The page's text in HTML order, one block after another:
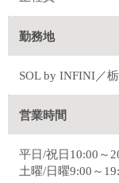
勤務地
SOL by INFINI／
営業時間
平日/祝日10:00～
土曜/日曜9:00～